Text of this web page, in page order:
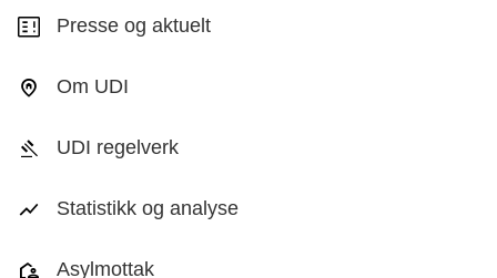
Presse og aktuelt
Om UDI
UDI regelverk
Statistikk og analyse
Asylmottak